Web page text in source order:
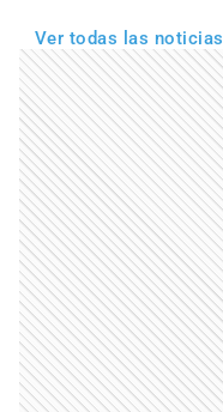
Ver todas las noticias